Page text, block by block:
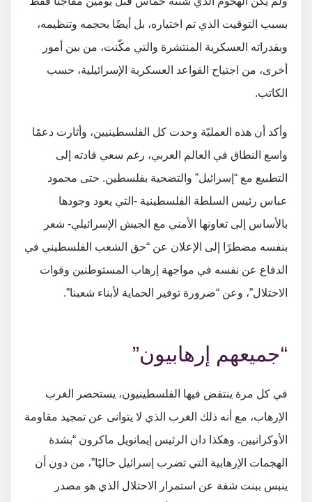
بسبب التوقيت الذي تم اختياره، بل أيضًا بحجمه وتنظيمه،
وبقدراته العسكرية المنتشرة والتي مكّنت، من بين أمور
أخرى، من اجتياح القواعد العسكرية الإسرائيلية، حسب
الكاتب.
وأكد أن هذه العمليّة وحدت كل الفلسطينيين، وأثارت دعمًا
واسع النطاق في العالم العربي، رغم سعي قادته إلى
التطبيع مع “إسرائيل” والتضحية بفلسطين. حتى محمود
عباس رئيس السلطة الفلسطينية -التي يعود وجودها
بالأساس إلى تعاونها الأمني مع الجيش الإسرائيلي- شعر
بنفسه مضطرًا إلى الإعلان عن “حق الشعب الفلسطيني في
الدفاع عن نفسه في مواجهة إرهاب المستوطنين وقوات
الاحتلال”، وعن “ضرورة توفير الحماية لأبناء شعبنا”.
“جميعهم إرهابيون”
في كل مرة ينتفض فيها الفلسطينيون، يستحضر الغرب
الإرهاب، مع أنه ذلك الغرب الذي لا يتوانى عن تمجيد مقاومة
الأوكرانيين. وهكذا دان الرئيس إيمانويل ماكرون “بشدة
الهجمات الإرهابية التي تضرب إسرائيل حاليًا”، من دون أن
ينبس ببنت شفة عن استمرار الاحتلال الذي هو مصدر